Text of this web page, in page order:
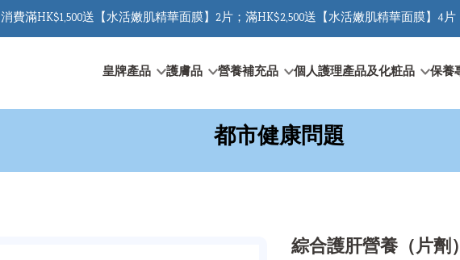
消費滿HK$1,500送【水活嫩肌精華面膜】2片；滿HK$2,500送【水活嫩肌精華面膜】4片
皇牌產品 護膚品 營養補充品 個人護理產品及化粧品 保養
都市健康問題
綜合護肝營養（片劑